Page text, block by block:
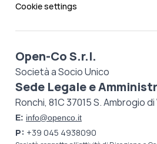
Cookie settings
Open-Co S.r.l.
Società a Socio Unico
Sede Legale e
Ronchi, 81C 37015 S. Ambrogio
E: info@openco.it
P: +39 045 4938090